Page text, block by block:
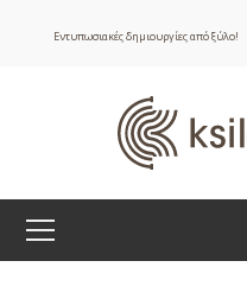
Εντυπωσιακές δημιουργίες από ξύλο!